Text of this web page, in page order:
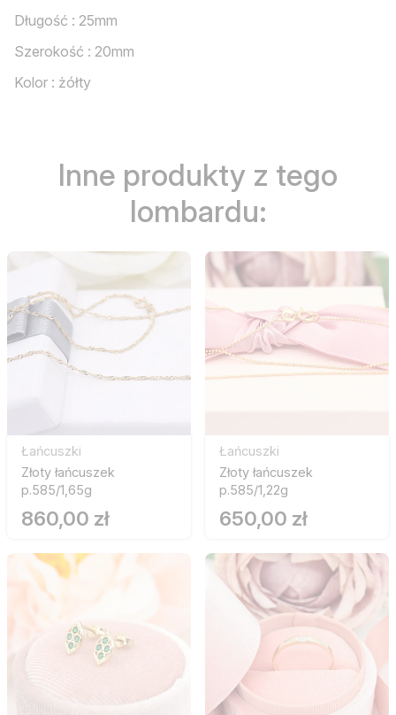
Długość : 25mm
Szerokość : 20mm
Kolor : żółty
Inne produkty z tego
lombardu:
Łańcuszki
Złoty łańcuszek
p.585/1,65g
860,00 zł
Łańcuszki
Złoty łańcuszek
p.585/1,22g
650,00 zł